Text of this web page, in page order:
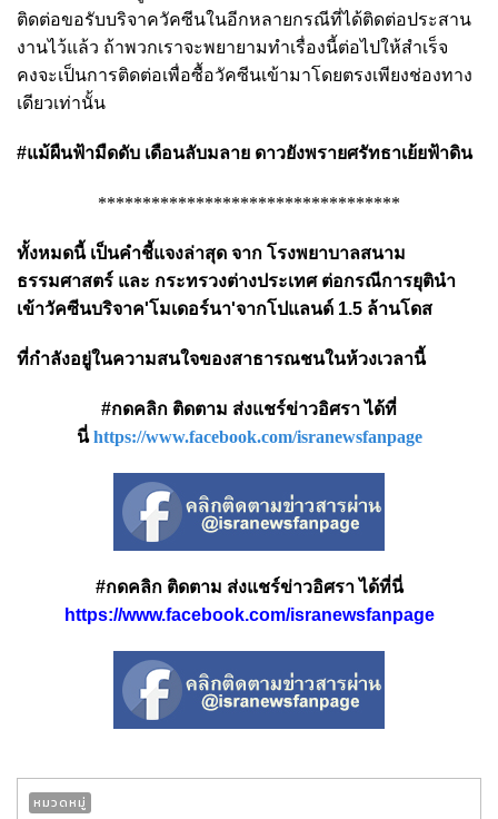
ติดต่อขอรับบริจาควัคซีนในอีกหลายกรณีที่ได้ติดต่อประสาน
งานไว้แล้ว ถ้าพวกเราจะพยายามทำเรื่องนี้ต่อไปให้สำเร็จ
คงจะเป็นการติดต่อเพื่อซื้อวัคซีนเข้ามาโดยตรงเพียงช่องทาง
เดียวเท่านั้น
#แม้ผืนฟ้ามืดดับ เดือนลับมลาย ดาวยังพรายศรัทธาเย้ยฟ้าดิน
**********************************
ทั้งหมดนี้ เป็นคำชี้แจงล่าสุด จาก โรงพยาบาลสนาม
ธรรมศาสตร์ และ กระทรวงต่างประเทศ ต่อกรณีการยุตินำ
เข้าวัคซีนบริจาค'โมเดอร์นา'จากโปแลนด์ 1.5 ล้านโดส
ที่กำลังอยู่ในความสนใจของสาธารณชนในห้วงเวลานี้
#กดคลิก ติดตาม ส่งแชร์ข่าวอิศรา ได้ที่
นี่ https://www.facebook.com/isranewsfanpage
#กดคลิก ติดตาม ส่งแชร์ข่าวอิศรา ได้ที่นี่
https://www.facebook.com/isranewsfanpage
หมวดหมู่